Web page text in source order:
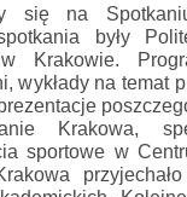
się na
były
Krakowie.
wykłady na temat
Krakowa,
sportowe w